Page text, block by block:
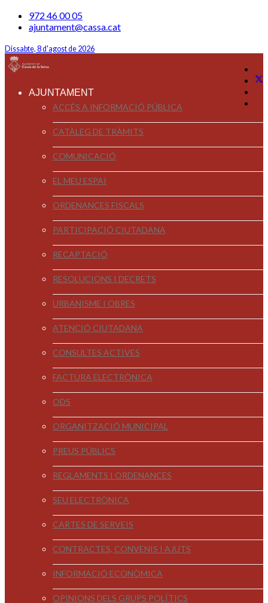
972 46 00 05
ajuntament@cassa.cat
Dissabte, 8 d'agost de 2026
AJUNTAMENT
ACCÉS A INFORMACIÓ PÚBLICA
CATÀLEG DE TRÀMITS
COMUNICACIÓ
EL MEU ESPAI
ORDENANCES FISCALS
PARTICIPACIÓ CIUTADANA
RECAPTACIÓ
RESOLUCIONS I DECRETS
URBANISME I OBRES
ATENCIÓ CIUTADANA
CONSULTES ACTIVES
FACTURA ELECTRÒNICA
ODS
ORGANITZACIÓ MUNICIPAL
PREUS PÚBLICS
REGLAMENTS I ORDENANCES
SEU ELECTRÒNICA
CARTES DE SERVEIS
CONTRACTES, CONVENIS I AJUTS
INFORMACIÓ ECONÒMICA
OPINIONS DELS GRUPS POLÍTICS